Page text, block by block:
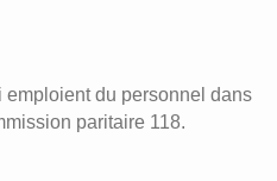
emploient du personnel dans
paritaire 118.